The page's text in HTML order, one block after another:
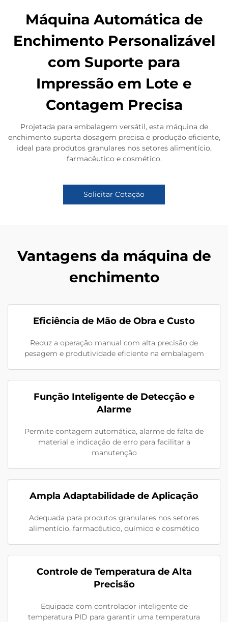
Máquina Automática de
Enchimento Personalizável
com Suporte para
Impressão em Lote e
Contagem Precisa
Projetada para embalagem versátil, esta máquina de
enchimento suporta dosagem precisa e produção eficiente,
ideal para produtos granulares nos setores alimentício,
farmacêutico e cosmético.
Solicitar Cotação
Vantagens da máquina de
enchimento
Eficiência de Mão de Obra e Custo
Reduz a operação manual com alta precisão de
pesagem e produtividade eficiente na embalagem
Função Inteligente de Detecção e
Alarme
Permite contagem automática, alarme de falta de
material e indicação de erro para facilitar a
manutenção
Ampla Adaptabilidade de Aplicação
Adequada para produtos granulares nos setores
alimentício, farmacêutico, químico e cosmético
Controle de Temperatura de Alta
Precisão
Equipada com controlador inteligente de
temperatura PID para garantir uma temperatura